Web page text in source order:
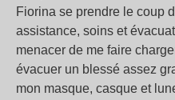
Fiorina se prendre le coup
assistance, soins et
menacer de me faire
évacuer un blessé assez
mon masque, casque et